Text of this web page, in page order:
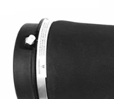
に
連